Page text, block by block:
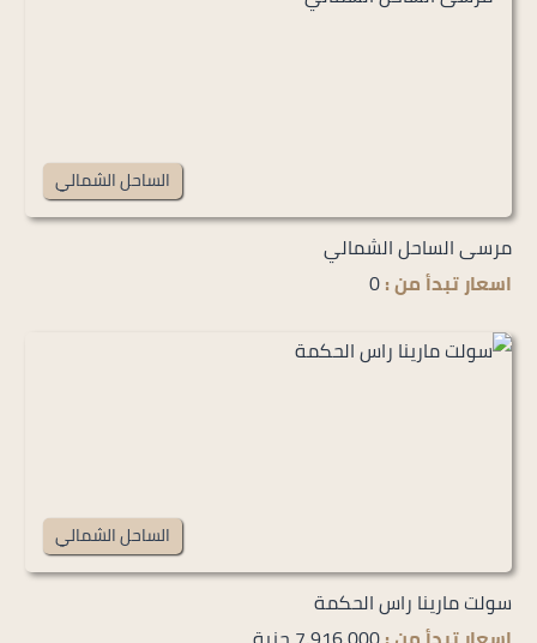
الساحل الشمالي
مرسى الساحل الشمالي
اسعار تبدأ من :0
الساحل الشمالي
سولت مارينا راس الحكمة